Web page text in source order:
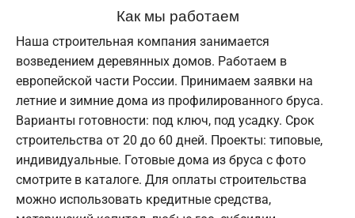
Как мы работаем
Наша строительная компания занимается
возведением деревянных домов. Работаем в
европейской части России. Принимаем заявки на
летние и зимние дома из профилированного бруса.
Варианты готовности: под ключ, под усадку. Срок
строительства от 20 до 60 дней. Проекты: типовые,
индивидуальные. Готовые дома из бруса с фото
смотрите в каталоге. Для оплаты строительства
можно использовать кредитные средства,